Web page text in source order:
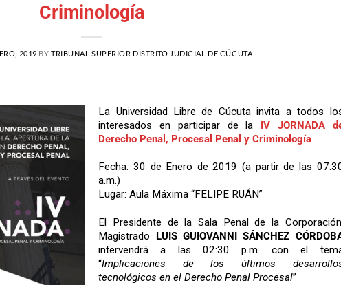
Criminología
2019 BY TRIBUNAL SUPERIOR DISTRITO JUDICIAL DE CÚCUTA
La Universidad Libre de Cúcuta invita a todos
interesados en participar de la IV JORNADA
Derecho Penal, Procesal Penal y Criminología
Fecha: 30 de Enero de 2019 (a partir de las
a.m.)
Lugar: Aula Máxima “FELIPE RUÁN”
El Presidente de la Sala Penal de la
Magistrado LUIS GUIOVANNI SÁNCHEZ
intervendrá a las 02:30 p.m. con el
“Implicaciones de los últimos
tecnológicos en el Derecho Penal Procesal”